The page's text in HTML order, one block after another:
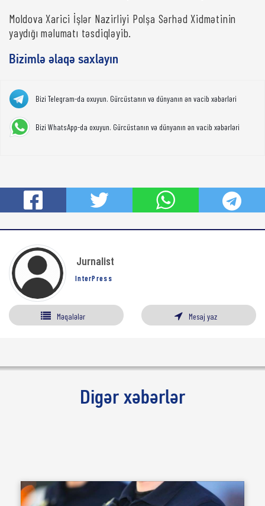
Moldova Xarici İşlər Nazirliyi Polşa Sərhəd Xidmətinin
yaydığı məlumatı təsdiqləyib.
Bizimlə əlaqə saxlayın
Bizi Telegram-da oxuyun. Gürcüstanın və dünyanın ən vacib xəbərləri
Bizi WhatsApp-da oxuyun. Gürcüstanın və dünyanın ən vacib xəbərləri
Jurnalist
InterPress
Məqalələr Mesaj yaz
Digər xəbərlər